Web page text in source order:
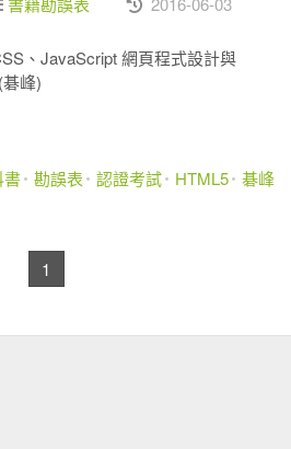
、JavaScript 網頁程式設計與
峰)
書 勘誤表 認證考試 HTML5 碁峰
1